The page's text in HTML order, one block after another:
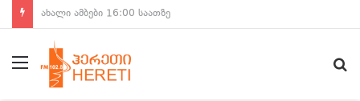
ახალი ამბები 15:00 საათზე
მენიუ